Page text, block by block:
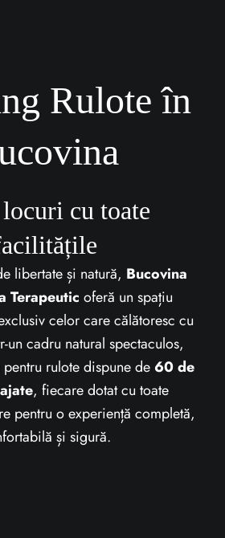
Rulote în
cu toate
libertate și natură, Bucovina
Terapeutic oferă un spațiu
celor care călătoresc cu
un cadru natural spectaculos,
rulote dispune de 60 de
, fiecare dotat cu toate
pentru o experiență completă,
și sigură.